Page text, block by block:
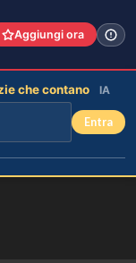
Aggiungi ora
che contano IA
Entra